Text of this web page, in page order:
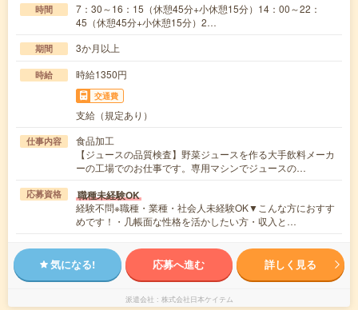
時間
7：30～16：15（休憩45分+小休憩15分）14：00～22：
45（休憩45分+小休憩15分）2…
期間 3か月以上
時給 時給1350円
交通費
支給（規定あり）
仕事内容
食品加工
【ジュースの品質検査】野菜ジュースを作る大手飲料メーカ
ーの工場でのお仕事です。専用マシンでジュースの…
応募資格 職種未経験OK
経験不問※職種・業種・社会人未経験OK▼こんな方におすす
めです！・几帳面な性格を活かしたい方・収入と…
気になる! 応募へ進む 詳しく見る
派遣会社 株式会社日本ケイテム